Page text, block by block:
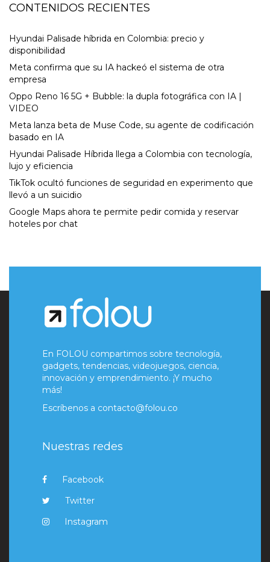
CONTENIDOS RECIENTES
Hyundai Palisade híbrida en Colombia: precio y
disponibilidad
Meta confirma que su IA hackeó el sistema de otra
empresa
Oppo Reno 16 5G + Bubble: la dupla fotográfica con IA |
VIDEO
Meta lanza beta de Muse Code, su agente de codificación
basado en IA
Hyundai Palisade Híbrida llega a Colombia con tecnología,
lujo y eficiencia
TikTok ocultó funciones de seguridad en experimento que
llevó a un suicidio
Google Maps ahora te permite pedir comida y reservar
hoteles por chat
En FOLOU compartimos sobre tecnología,
gadgets, tendencias, videojuegos, ciencia,
innovación y emprendimiento. ¡Y mucho
más!
Escríbenos a contacto@folou.co
Nuestras redes
Facebook
Twitter
Instagram